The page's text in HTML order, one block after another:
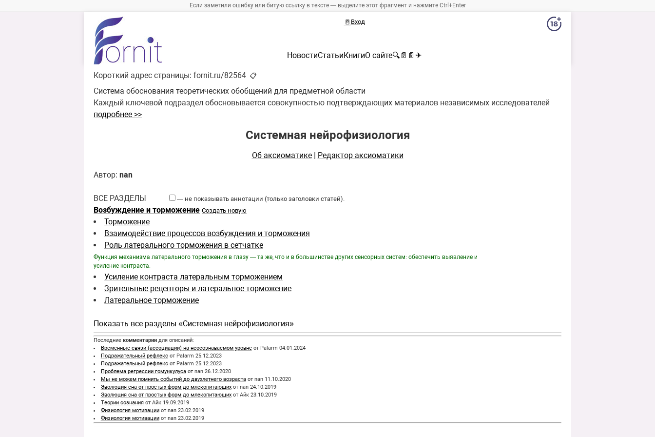
Если заметили ошибку или битую ссылку в тексте — выделите этот фрагмент и нажмите Ctrl+Enter
🚪 Вход
НовостиСтатьиКнигиО сайте🔍 📄 📄 ✈
Короткий адрес страницы: fornit.ru/82564 📋
Система обоснования теоретических обобщений для предметной области
Каждый ключевой подраздел обосновывается совокупностью подтверждающих материалов независимых исследователей
подробнее >>
Системная нейрофизиология
Об аксиоматике| Редактор аксиоматики
Автор: nan
ВСЕ РАЗДЕЛЫ — не показывать аннотации (только заголовки статей).
Возбуждение и торможение Создать новую
Торможение
Взаимодействие процессов возбуждения и торможения
Роль латерального торможения в сетчатке
Функция механизма латерального торможения в глазу — та же, что и в большинстве других сенсорных систем: обеспечить выявление и
усиление контраста.
Усиление контраста латеральным торможением
Зрительные рецепторы и латеральное торможение
Латеральное торможение
Показать все разделы «Системная нейрофизиология»
Последние комментарии для описаний:
Временные связи (ассоциации) на неосознаваемом уровнеот Palarm 04.01.2024
Подражательный рефлексот Palarm 25.12.2023
Подражательный рефлексот Palarm 25.12.2023
Проблема регрессии гомункулусаот nan 26.12.2020
Мы не можем помнить событий до двухлетнего возрастаот nan 11.10.2020
Эволюция сна от простых форм до млекопитающихот nan 24.10.2019
Эволюция сна от простых форм до млекопитающихот Айк 23.10.2019
Теории сознанияот Айк 19.09.2019
Физиология мотивацииот nan 23.02.2019
Физиология мотивацииот nan 23.02.2019